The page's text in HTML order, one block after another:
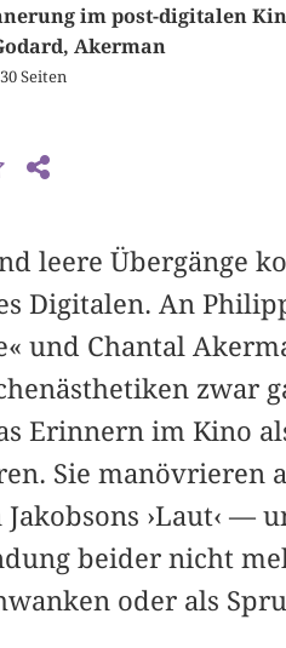
im post-digitalen
Akerman
Seiten
leere Übergänge
Digitalen. An
und Chantal
zwar
Erinnern im Kino
Sie manövrieren
›Laut‹ —
beider nicht
oder als